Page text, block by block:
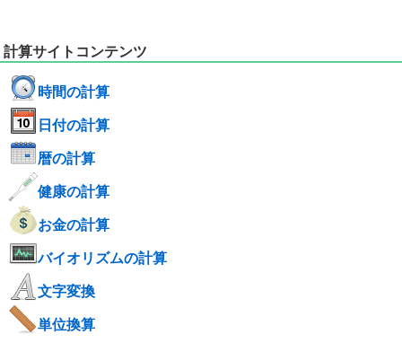
計算サイトコンテンツ
時間の計算
日付の計算
暦の計算
健康の計算
お金の計算
バイオリズムの計算
文字変換
単位換算